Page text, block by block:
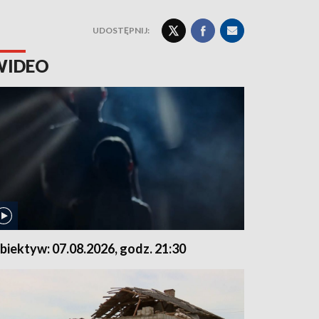
UDOSTĘPNIJ:
07.08.2026, godz. 21:30